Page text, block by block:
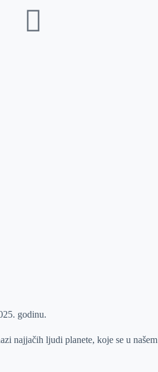
godinu.
najjačih ljudi planete, koje se u našem